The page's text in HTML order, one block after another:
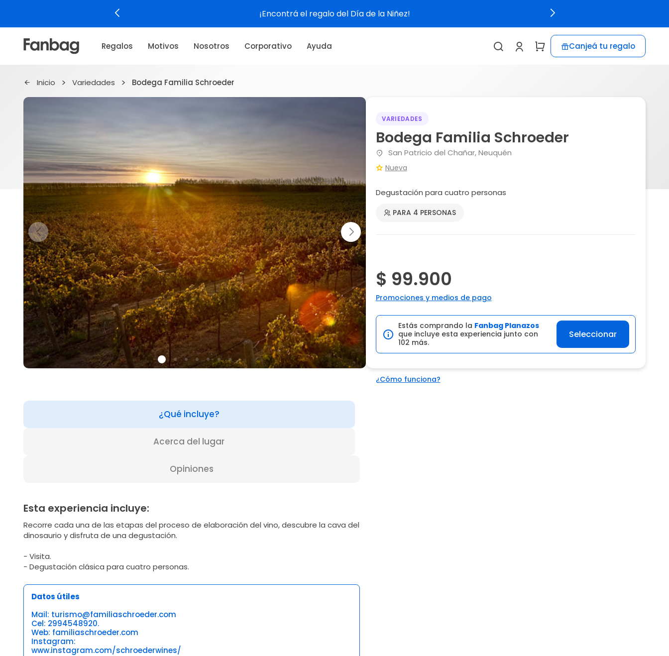
¡Encontrá el regalo del Día de la Niñez!
Regalos Motivos Nosotros Corporativo Ayuda Canjeá tu regalo
Inicio Variedades Bodega Familia Schroeder
VARIEDADES
Bodega Familia Schroeder
San Patricio del Chañar, Neuquén
Nueva
Degustación para cuatro personas
PARA 4 PERSONAS
$ 99.900
Promociones y medios de pago
Estás comprando la Fanbag Planazos
que incluye esta experiencia junto con
102 más.
Seleccionar
¿Cómo funciona?
¿Qué incluye?
Acerca del lugar
Opiniones
Esta experiencia incluye:
Recorre cada una de las etapas del proceso de elaboración del vino, descubre la cava del
dinosaurio y disfruta de una degustación.
- Visita.
- Degustación clásica para cuatro personas.
Datos útiles
Mail: turismo@familiaschroeder.com
Cel: 2994548920.
Web: familiaschroeder.com
Instagram:
www.instagram.com/schroederwines/